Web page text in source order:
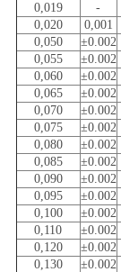
0,019 -
0,020
0,001
0,050
±0.002
0,055
±0.002
0,060
±0.002
0,065
±0.002
0,070
±0.002
0,075
±0.002
0,080
±0.002
0,085
±0.002
0,090
±0.002
0,095
±0.002
0,100
±0.002
0,110
±0.002
0,120
±0.002
0,130
±0.002